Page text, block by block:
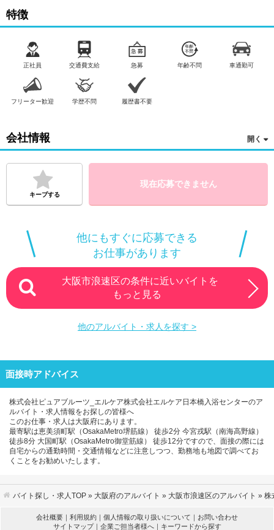
特徴
正社員 交通費支給 急募 年齢不問 車通勤可
フリーター歓迎 学歴不問 履歴書不要
会社情報
キープする
現在応募できません
他にもすぐに応募できる
お仕事があります
大阪市浪速区の条件に近いバイトを
もっと見る
他のアルバイト・求人を探す >
面接時アドバイス
株式会社ピュアブルーツ_エルケア株式会社エルケア日本橋入浴センターのア
ルバイト・求人情報をお探しの皆様へ
このお仕事・求人は大阪府にあります。
最寄駅は恵美須町駅（OsakaMetro堺筋線） 徒歩2分 今宮戎駅（南海高野線）
徒歩8分 大国町駅（OsakaMetro御堂筋線） 徒歩12分ですので、面接の際には
自宅からの通勤時間・交通情報などに注意しつつ、勤務地も地図で調べてお
くことをお勧めいたします。
バイト探し・求人TOP » 大阪府のアルバイト » 大阪市浪速区のアルバイト » 株
会社概要 ｜ 利用規約 ｜ 個人情報の取り扱いについて ｜ お問い合わせ
サイトマップ｜ 企業ご担当者様へ｜ キーワードから探す